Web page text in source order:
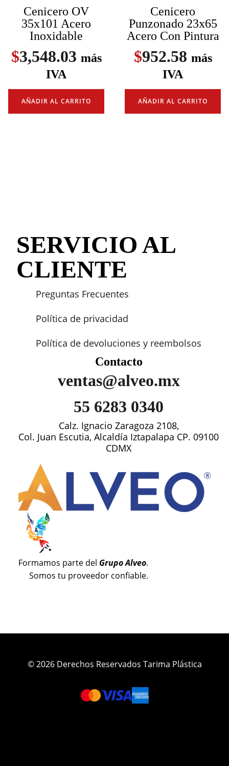
Cenicero OV
35x101 Acero
Inoxidable
$3,548.03 más
IVA
AÑADIR AL CARRITO
Cenicero
Punzonado 23x65
Acero Con Pintura
$952.58 más
IVA
AÑADIR AL CARRITO
SERVICIO AL
CLIENTE
Preguntas Frecuentes
Política de privacidad
Política de devoluciones y reembolsos
Contacto
ventas@alveo.mx
55 6283 0340
Calz. Ignacio Zaragoza 2108,
Col. Juan Escutia, Alcaldía Iztapalapa CP. 09100
CDMX
Formamos parte del Grupo Alveo.
Somos tu proveedor confiable.
© 2026 Derechos Reservados Tarima Plástica